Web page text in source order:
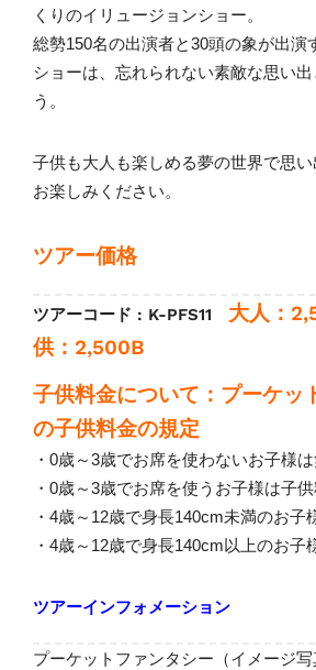
くりのイリュージョンショー。
総勢150名の出演者と30頭の象が出演
ショーは、忘れられない素敵な思い出
う。
子供も大人も楽しめる夢の世界で思
お楽しみください。
ツアー価格
ツアーコード : K-PFS11 大人：
供：2,500B
子供料金について： プーケッ
の子供料金の規定
・0歳～3歳でお席を使わないお子様
・0歳～3歳でお席を使うお子様は子
・4歳～12歳で身長140cm未満のお子
・4歳～12歳で身長140cm以上のお子
ツアーインフォメーション
プーケットファンタシー（イメージ写